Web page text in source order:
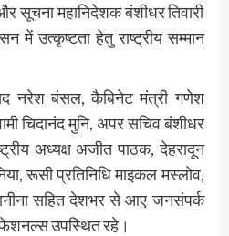
महानिदेशक बंशीधर तिवारी
में उत्कृष्टता हेतु राष्ट्रीय सम्मान
नरेश बंसल, कैबिनेट मंत्री गणेश
चिदानंद मुनि, अपर सचिव बंशीधर
अध्यक्ष अजीत पाठक, देहरादून
रूसी प्रतिनिधि माइकल मस्लोव,
सहित देशभर से आए जनसंपर्क
उपस्थित रहे।